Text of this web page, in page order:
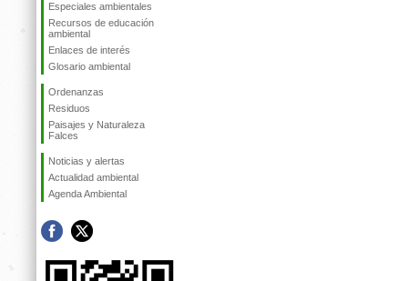
Especiales ambientales
Recursos de educación
ambiental
Enlaces de interés
Glosario ambiental
Ordenanzas
Residuos
Paisajes y Naturaleza
Falces
Noticias y alertas
Actualidad ambiental
Agenda Ambiental